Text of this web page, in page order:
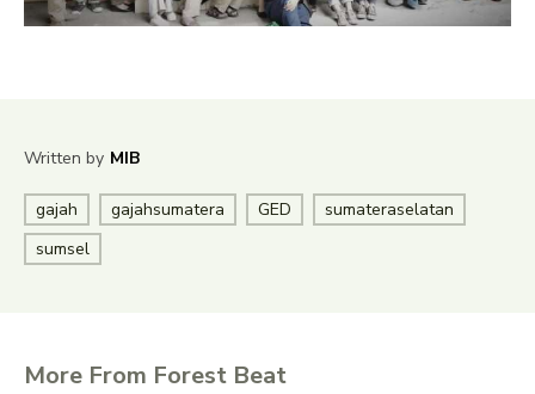
Written by MIB
gajah gajahsumatera GED
sumateraselatan
sumsel
More From Forest Beat